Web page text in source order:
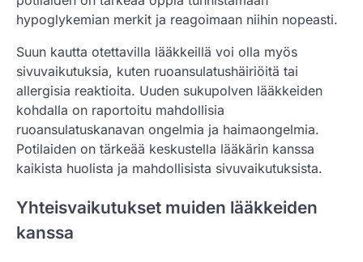
hypoglykemian merkit ja reagoimaan niihin nopeasti.
Suun kautta otettavilla lääkkeillä voi olla myös
sivuvaikutuksia, kuten ruoansulatushäiriöitä tai
allergisia reaktioita. Uuden sukupolven lääkkeiden
kohdalla on raportoitu mahdollisia
ruoansulatuskanavan ongelmia ja haimaongelmia.
Potilaiden on tärkeää keskustella lääkärin kanssa
kaikista huolista ja mahdollisista sivuvaikutuksista.
Yhteisvaikutukset muiden lääkkeiden
kanssa